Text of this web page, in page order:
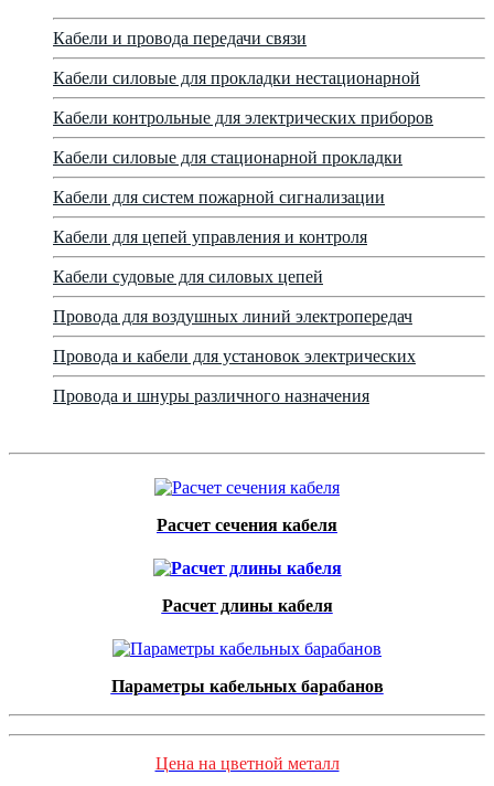
Кабели и провода передачи связи
Кабели силовые для прокладки нестационарной
Кабели контрольные для электрических приборов
Кабели силовые для стационарной прокладки
Кабели для систем пожарной сигнализации
Кабели для цепей управления и контроля
Кабели судовые для силовых цепей
Провода для воздушных линий электропередач
Провода и кабели для установок электрических
Провода и шнуры различного назначения
Расчет сечения кабеля
Расчет длины кабеля
Параметры кабельных барабанов
Цена на цветной металл